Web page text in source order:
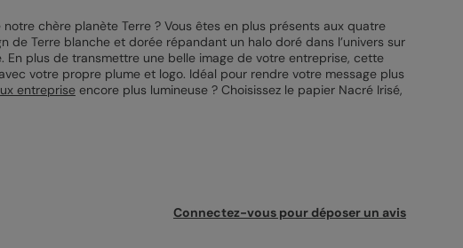
chère planète Terre ? Vous êtes en plus présents aux quatre
de Terre blanche et dorée répandant un halo doré dans l’univers sur
plus de transmettre une belle image de votre entreprise, cette
votre propre plume et logo. Idéal pour rendre votre message plus
entrepriseencore plus lumineuse ? Choisissez le papier Nacré Irisé,
Connectez-vous pour déposer un avis